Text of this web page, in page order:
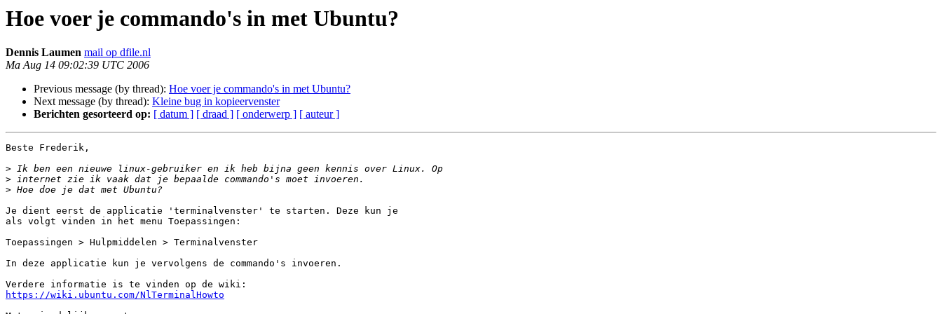
Hoe voer je commando's in met Ubuntu?
Dennis Laumen mail op dfile.nl
Ma Aug 14 09:02:39 UTC 2006
Previous message (by thread): Hoe voer je commando's in met Ubuntu?
Next message (by thread): Kleine bug in kopieervenster
Berichten gesorteerd op: [ datum ] [ draad ] [ onderwerp ] [ auteur ]
Beste Frederik,
>
>
>
Je dient eerst de applicatie 'terminalvenster' te starten. Deze kun je
als volgt vinden in het menu Toepassingen:
Toepassingen > Hulpmiddelen > Terminalvenster
In deze applicatie kun je vervolgens de commando's invoeren.
https://wiki.ubuntu.com/NlTerminalHowto